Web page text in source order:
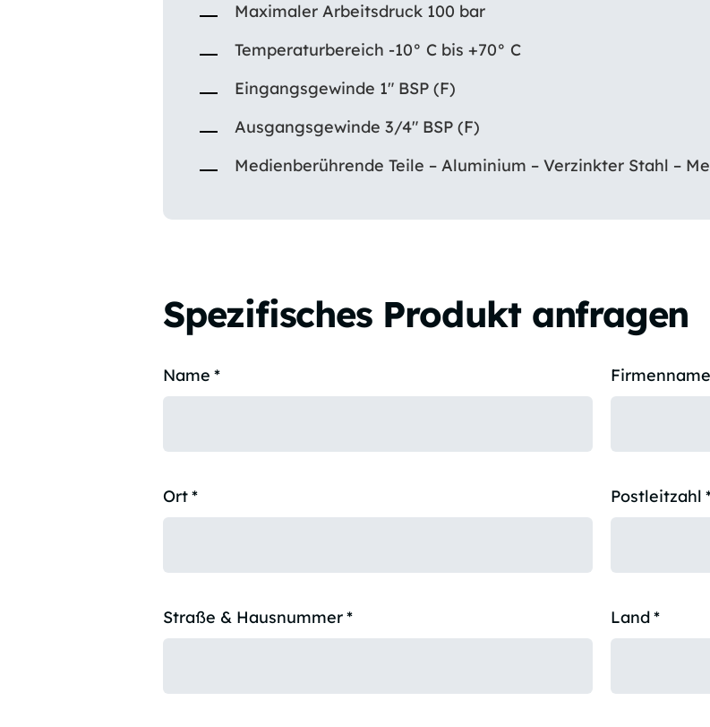
Maximaler Arbeitsdruck 100 bar
Temperaturbereich -10° C bis +70° C
Eingangsgewinde 1″ BSP (F)
Ausgangsgewinde 3/4″ BSP (F)
Medienberührende Teile – Aluminium – Verzinkter Stahl –
Spezifisches Produkt anfragen
Name *
Ort* Postleitzahl
Straße & Hausnummer* Land*